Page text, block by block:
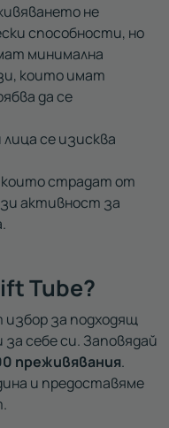
не
способности, но
минимална
които имат
да се
се изисква
които страдат от
активност за
Tube?
за подходящ
себе си. Заповядай
преживявания.
и предоставяме